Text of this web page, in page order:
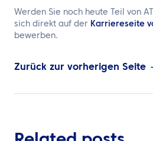
Werden Sie noch heute Teil von
sich direkt auf der Karriereseite
bewerben.
Zurück zur vorherigen Seite